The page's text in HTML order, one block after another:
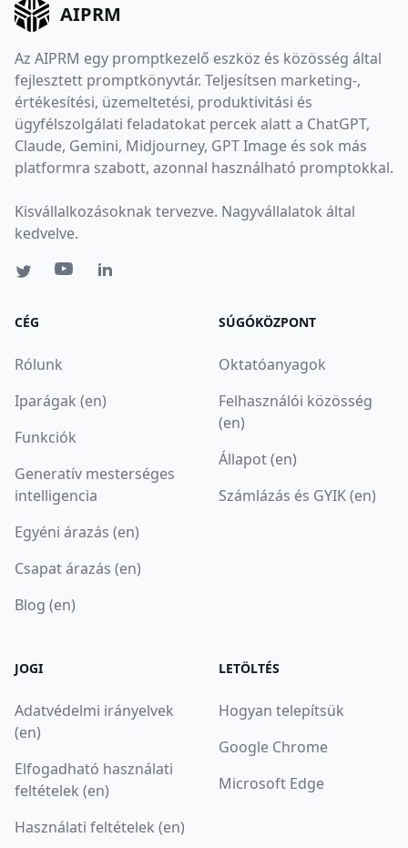
AIPRM
Az AIPRM egy promptkezelő eszköz és közösség által
fejlesztett promptkönyvtár. Teljesítsen marketing-,
értékesítési, üzemeltetési, produktivitási és
ügyfélszolgálati feladatokat percek alatt a ChatGPT,
Claude, Gemini, Midjourney, GPT Image és sok más
platformra szabott, azonnal használható promptokkal.
Kisvállalkozásoknak tervezve. Nagyvállalatok által
kedvelve.
CÉG
Rólunk
Iparágak (en)
Funkciók
Generatív mesterséges
intelligencia
Egyéni árazás (en)
Csapat árazás (en)
Blog (en)
SÚGÓKÖZPONT
Oktatóanyagok
Felhasználói közösség
(en)
Állapot (en)
Számlázás és GYIK (en)
JOGI
Adatvédelmi irányelvek
(en)
Elfogadható használati
feltételek (en)
Használati feltételek (en)
LETÖLTÉS
Hogyan telepítsük
Google Chrome
Microsoft Edge